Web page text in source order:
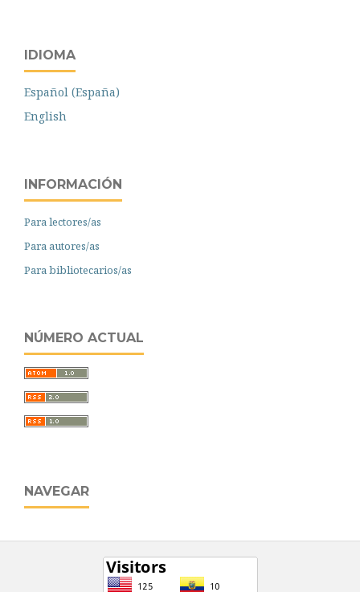
IDIOMA
Español (España)
English
INFORMACIÓN
Para lectores/as
Para autores/as
Para bibliotecarios/as
NÚMERO ACTUAL
NAVEGAR